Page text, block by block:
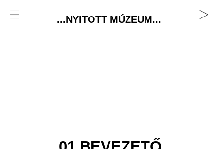
...NYITOTT MÚZEUM...